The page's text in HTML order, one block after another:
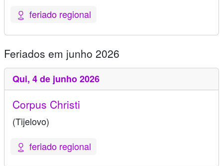
feriado regional
Feriados em junho 2026
Qui, 4 de junho 2026
Corpus Christi
(Tijelovo)
feriado regional